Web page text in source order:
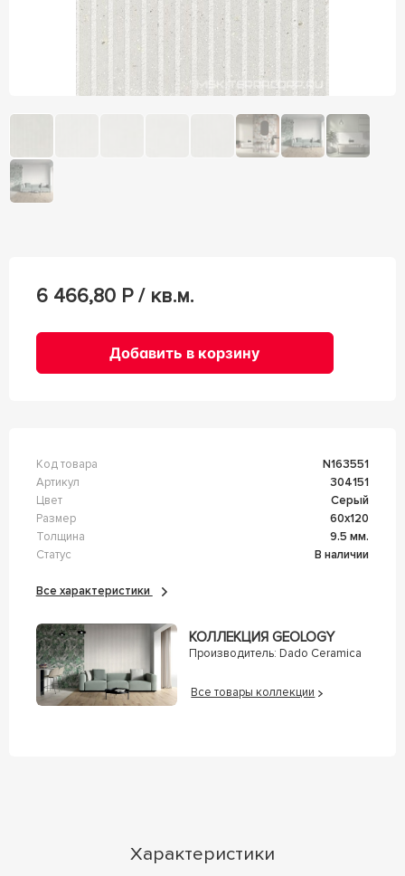
6 466,80 Р / кв.м.
Добавить в корзину
Код товара
n163551
Артикул
304151
Цвет
Серый
Размер
60x120
Толщина
9.5 мм.
Статус
В наличии
Все характеристики
КОЛЛЕКЦИЯ GEOLOGY
Производитель: Dado Ceramica
Все товары коллекции
Характеристики